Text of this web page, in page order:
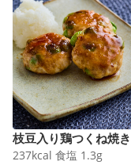
枝豆入り鶏つくね焼き
237kcal 食塩 1.3g